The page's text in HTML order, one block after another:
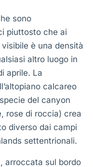
sono
piuttosto che ai
è una densità
altro luogo in
aprile. La
calcareo
del canyon
rose di roccia) crea
diverso dai campi
settentrionali.
arroccata sul bordo